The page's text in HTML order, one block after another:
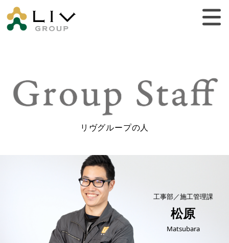
リヴグループの人
工事部／施工管理課
松原
Matsubara